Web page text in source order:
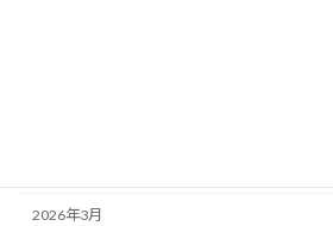
2026年3月